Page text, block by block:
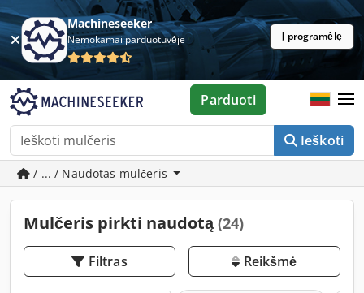
Machineseeker
Nemokamai parduotuvėje Į programėlę
Ieškoti
Parduoti
/ ... / Naudotas mulčeris
Mulčeris pirkti naudotą(24)
Filtras Reikšmė